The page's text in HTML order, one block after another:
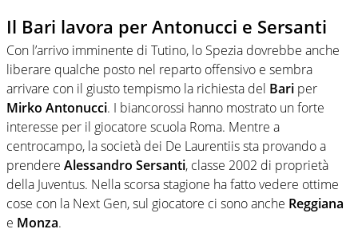
Il Bari lavora per Antonucci e Sersanti
Con l’arrivo imminente di Tutino, lo Spezia dovrebbe anche
liberare qualche posto nel reparto offensivo e sembra
arrivare con il giusto tempismo la richiesta del Bari per
Mirko Antonucci. I biancorossi hanno mostrato un forte
interesse per il giocatore scuola Roma. Mentre a
centrocampo, la società dei De Laurentiis sta provando a
prendere Alessandro Sersanti, classe 2002 di proprietà
della Juventus. Nella scorsa stagione ha fatto vedere ottime
cose con la Next Gen, sul giocatore ci sono anche Reggiana
e Monza.